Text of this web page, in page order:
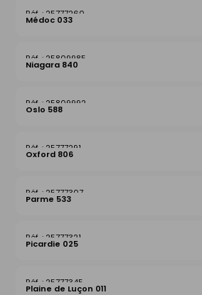
25777260
Médoc 033
25809985
Niagara 840
25809992
Oslo 588
25777291
Oxford 806
25777307
Parme 533
25777321
Picardie 025
25777345
Plaine de Luçon 011